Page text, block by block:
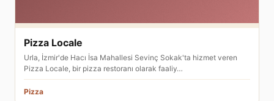
Pizza Locale
Urla, İzmir'de Hacı İsa Mahallesi Sevinç Sokak'ta hizmet veren
Pizza Locale, bir pizza restoranı olarak faaliy…
Pizza